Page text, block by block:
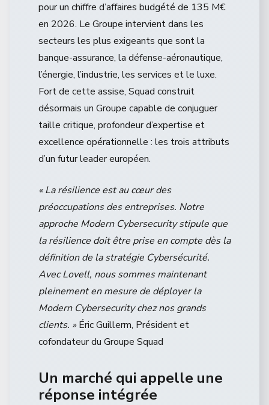
pour un chiffre d’affaires budgété de 135 M€
en 2026. Le Groupe intervient dans les
secteurs les plus exigeants que sont la
banque-assurance, la défense-aéronautique,
l’énergie, l’industrie, les services et le luxe.
Fort de cette assise, Squad construit
désormais un Groupe capable de conjuguer
taille critique, profondeur d’expertise et
excellence opérationnelle : les trois attributs
d’un futur leader européen.
« La résilience est au cœur des
préoccupations des entreprises. Notre
approche Modern Cybersecurity stipule que
la résilience doit être prise en compte dès la
définition de la stratégie Cybersécurité.
Avec Lovell, nous sommes maintenant
pleinement en mesure de déployer la
Modern Cybersecurity chez nos grands
clients. »Éric Guillerm, Président et
cofondateur du Groupe Squad
Un marché qui appelle une
réponse intégrée